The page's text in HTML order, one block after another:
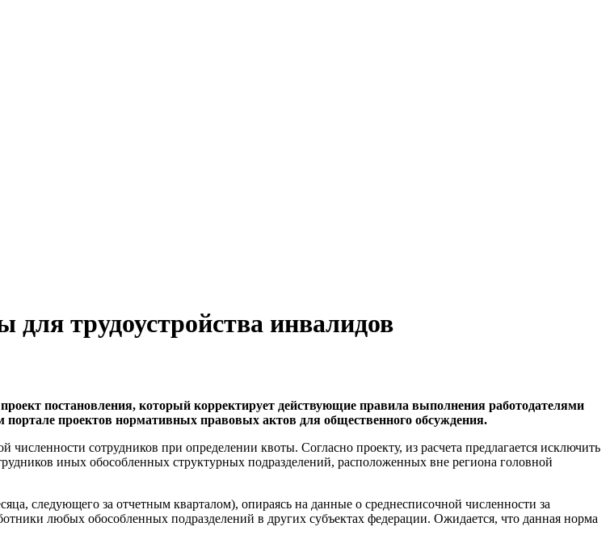
трудоустройства инвалидов
постановления, который корректирует действующие правила выполнения работодателями
проектов нормативных правовых актов для общественного обсуждения.
сотрудников при определении квоты. Согласно проекту, из расчета предлагается исключить
иных обособленных структурных подразделений, расположенных вне региона головной
следующего за отчетным кварталом), опираясь на данные о среднесписочной численности за
любых обособленных подразделений в других субъектах федерации. Ожидается, что данная норма